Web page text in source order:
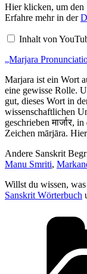
„Marjara
Pronunciation
Sanskrit
mārjāra“
YouTube
Hier klicken, um den
Erfahre mehr in der
Inhalt von
„Marjara
Marjara ist ein Wort
eine gewisse Rolle.
gut, dieses Wort in
wissenschaftlichen
geschrieben मार्जार,
Zeichen mārjāra.
Andere Sanskrit
Manu Smriti,
Willst du wissen,
Sanskrit Wörterbuch